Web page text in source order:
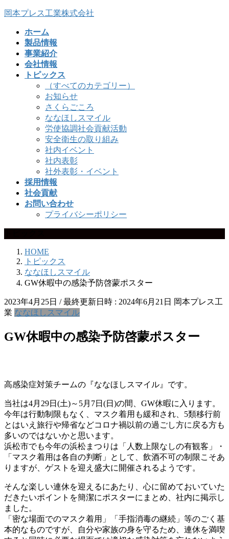
コ
ナ
岡本プレス工業株式会社
ホーム
製品情報
事業紹介
会社情報
トピックス
（すべてのカテゴリー）
お知らせ
さくらごころ
ななほしスマイル
労使協調社会貢献活動
安全衛生の取り組み
社内イベント
社内表彰
社外表彰・イベント
採用情報
社会貢献
お問い合わせ
プライバシーポリシー
HOME
トピックス
ななほしスマイル
GW休暇中の感染予防啓蒙ポスター
2023年4月25日 / 最終更新日時 : 2024年6月21日 岡本プレス工
業 ななほしスマイル
GW休暇中の感染予防啓蒙ポスター
高感染症対策チームの『ななほしスマイル』です。
当社は4月29日(土)～5月7日(日)の間、GW休暇に入ります。
今年は行動制限もなく、マスク着用も緩和され、5類移行前
とはいえ旅行や帰省などコロナ禍以前の過ごし方に戻る方も
多いのではないかと思います。
浜松市でも今年の浜松まつりは「人数上限なしの有観客」・
「マスク着用は各自の判断」として、飲酒不可の制限こそあ
りますが、ゲストを迎え盛大に開催されるようです。
そんな楽しい連休を迎えるにあたり、心に留めておいていた
だきたいポイントを簡潔にポスターにまとめ、社内に掲示し
ました。
「密な場面でのマスク着用」「手指消毒の継続」等のごく基
本的なものですが、自分や家族の身を守るため、連休を満喫